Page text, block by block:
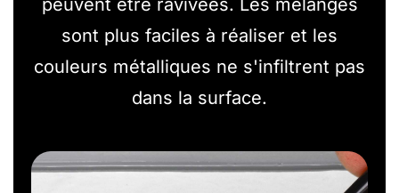
peuvent être ravivées. Les mélanges
sont plus faciles à réaliser et les
couleurs métalliques ne s'infiltrent pas
dans la surface.